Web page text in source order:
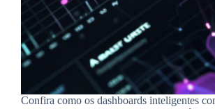
Confira como os dashboards inteligentes